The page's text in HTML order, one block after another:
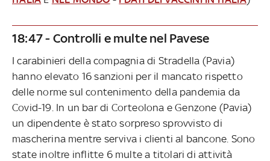
18:47 - Controlli e multe nel Pavese
I carabinieri della compagnia di Stradella (Pavia)
hanno elevato 16 sanzioni per il mancato rispetto
delle norme sul contenimento della pandemia da
Covid-19. In un bar di Corteolona e Genzone (Pavia)
un dipendente è stato sorpreso sprovvisto di
mascherina mentre serviva i clienti al bancone. Sono
state inoltre inflitte 6 multe a titolari di attività